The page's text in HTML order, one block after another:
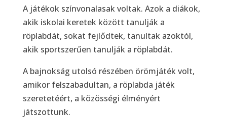
A játékok színvonalasak voltak. Azok a diákok,
akik iskolai keretek között tanulják a
röplabdát, sokat fejlődtek, tanultak azoktól,
akik sportszerűen tanulják a röplabdát.
A bajnokság utolsó részében örömjáték volt,
amikor felszabadultan, a röplabda játék
szeretetéért, a közösségi élményért
játszottunk.